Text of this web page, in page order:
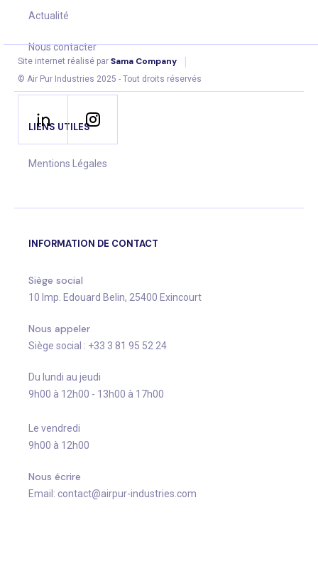
Actualité
Nous contacter
LIENS UTILES
Mentions Légales
INFORMATION DE CONTACT
Siège social
10 Imp. Edouard Belin, 25400 Exincourt
Nous appeler
Siège social : +33 3 81 95 52 24
Du lundi au jeudi
9h00 à 12h00 - 13h00 à 17h00
Le vendredi
9h00 à 12h00
Nous écrire
Email: contact@airpur-industries.com
Site internet réalisé par Sama Company |
© Air Pur Industries 2025 - Tout droits réservés